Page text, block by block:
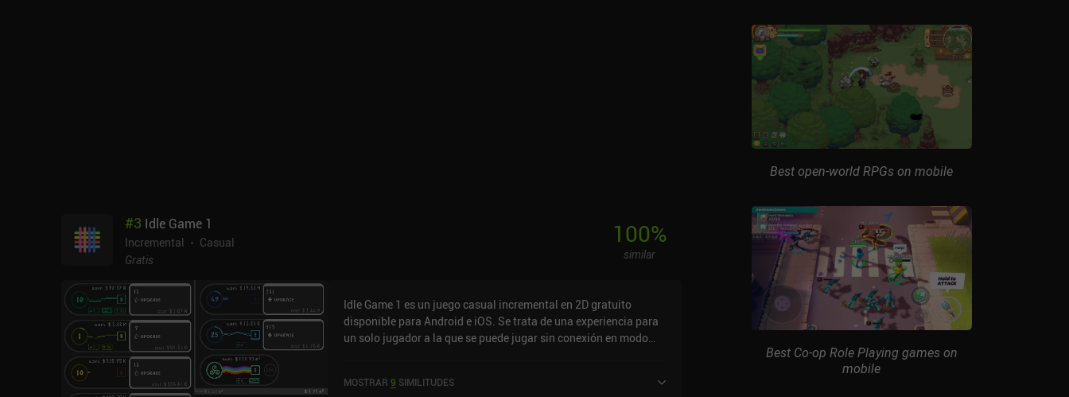
#3 Idle Game 1
Incremental
Casual
Gratis
100%
similar
Idle Game 1 es un juego casual incremental en 2D gratuito
disponible para Android e iOS. Se trata de una experiencia para
un solo jugador a la que se puede jugar sin conexión en modo
tiene actualmente una puntuación de 4 sobre 5,0 en Google Play
MOSTRAR 9 SIMILITUDES
Best open-world RPGs on mobile
Best Co-op Role Playing games on
mobile